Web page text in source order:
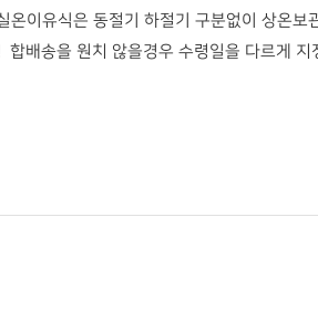
온이유식은 동절기 하절기 구분없이 상온
합배송을 원치 않을경우 수령일을 다르게